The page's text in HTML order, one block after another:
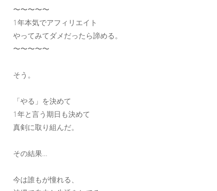
〜〜〜〜〜
1年本気でアフィリエイト
やってみてダメだったら諦める。
〜〜〜〜〜
そう。
「やる」を決めて
1年と言う期日も決めて
真剣に取り組んだ。
その結果…
今は誰もが憧れる、